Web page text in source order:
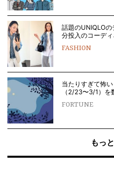
話題のUNIQLO
分投入のコーディ
FASHION
当たりすぎて怖
（2/23〜3/1）
FORTUNE
もっ